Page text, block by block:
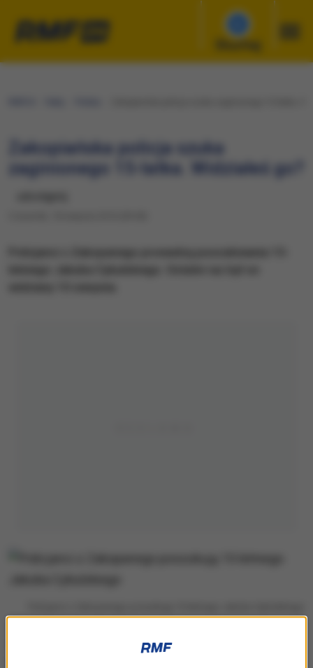
Słuchaj
Zakopiańska policja szuka
zaginionego 15-latka. Widziałeś go?
Jak podaje policja, poszukiwany ma ok. 170 cm